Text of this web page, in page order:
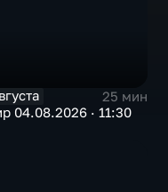
25 мин
04.08.2026 · 11:30